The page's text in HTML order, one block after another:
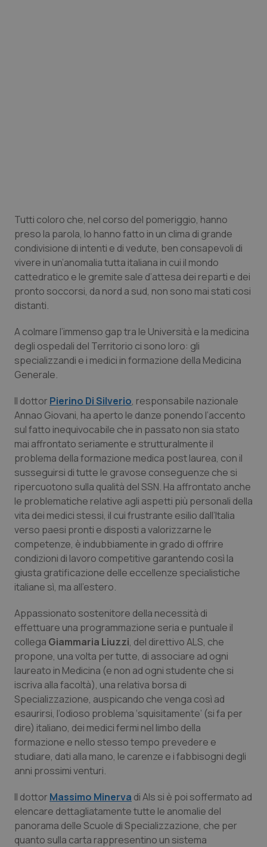
Sardegna
Sicilia
Toscana
Umbria
Valle D’Aosta
Malattia di Crohn & Rettocolite Ulcerosa
Neuroscienze & patologie neurodegenerative
Obesità
Oftalmologia
Oncodermatologia
Oncologia & Nutrizione
Psoriasi & pelle
Quotidiano Cardiologia
Quotidiano Chirurgia
Quotidiano Oncologia
Quotidiano Pediatria
Rene & patologie urogenitali
Salute orale & impianti
Sangue & coagulazione
Tiroide
Tumore al seno
Tumore ovarico
Tumori del Polmone & Testa Collo
Tumori gastrointestinali
Tutti coloro che, nel corso del pomeriggio, hanno
preso la parola, lo hanno fatto in un clima di grande
condivisione di intenti e di vedute, ben consapevoli di
vivere in un’anomalia tutta italiana in cui il mondo
cattedratico e le gremite sale d’attesa dei reparti e dei
pronto soccorsi, da nord a sud, non sono mai stati cosi
distanti.
A colmare l’immenso gap tra le Università e la medicina
degli ospedali del Territorio ci sono loro: gli
specializzandi e i medici in formazione della Medicina
Generale.
Il dottor Pierino Di Silverio, responsabile nazionale
Annao Giovani, ha aperto le danze ponendo l’accento
sul fatto inequivocabile che in passato non sia stato
mai affrontato seriamente e strutturalmente il
problema della formazione medica post laurea, con il
susseguirsi di tutte le gravose conseguenze che si
ripercuotono sulla qualità del SSN. Ha affrontato anche
le problematiche relative agli aspetti più personali della
vita dei medici stessi, il cui frustrante esilio dall’Italia
verso paesi pronti e disposti a valorizzarne le
competenze, è indubbiamente in grado di offrire
condizioni di lavoro competitive garantendo così la
giusta gratificazione delle eccellenze specialistiche
italiane sì, ma all’estero.
Appassionato sostenitore della necessità di
effettuare una programmazione seria e puntuale il
collega Giammaria Liuzzi, del direttivo ALS, che
propone, una volta per tutte, di associare ad ogni
laureato in Medicina (e non ad ogni studente che si
iscriva alla facoltà), una relativa borsa di
Specializzazione, auspicando che venga così ad
esaurirsi, l’odioso problema ‘squisitamente’ (si fa per
dire) italiano, dei medici fermi nel limbo della
formazione e nello stesso tempo prevedere e
studiare, dati alla mano, le carenze e i fabbisogni degli
anni prossimi venturi.
Il dottor Massimo Minerva di Als si è poi soffermato ad
elencare dettagliatamente tutte le anomalie del
panorama delle Scuole di Specializzazione, che per
quanto sulla carta rappresentino un sistema